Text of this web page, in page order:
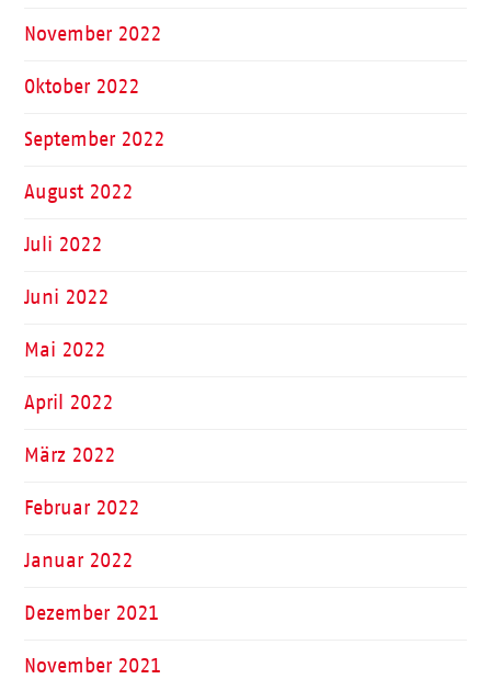
November 2022
Oktober 2022
September 2022
August 2022
Juli 2022
Juni 2022
Mai 2022
April 2022
März 2022
Februar 2022
Januar 2022
Dezember 2021
November 2021